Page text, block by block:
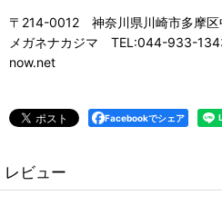
〒214-0012 神奈川県川崎市多摩
メガネナカジマ TEL:044-933-
now.net
Facebookでシェア
レビュー